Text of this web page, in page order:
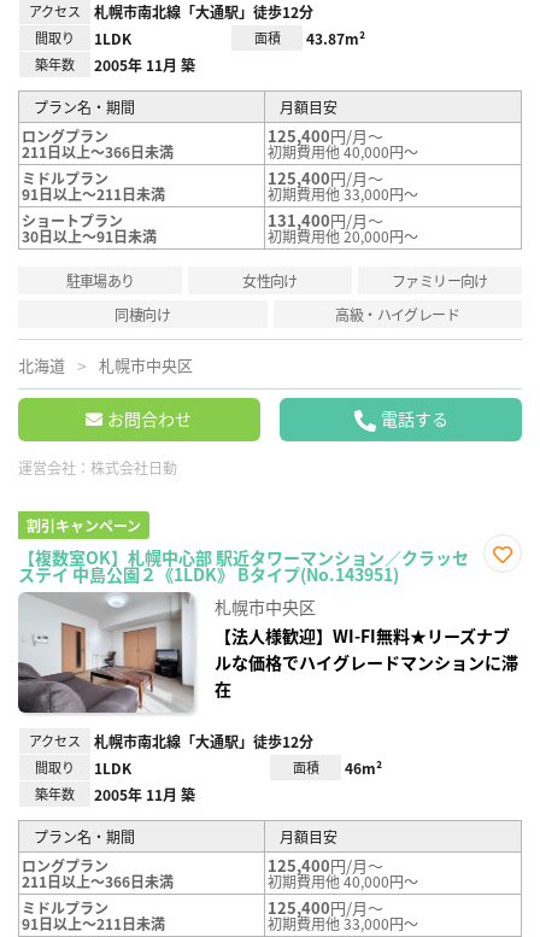
アクセス 札幌市南北線「大通駅」徒歩12分
間取り 1LDK 面積 43.87m²
築年数 2005年 11月 築
プラン名・期間
月額目安
ロングプラン
211日以上～366日未満
125,400円/月～
初期費用他 40,000円～
ミドルプラン
91日以上～211日未満
125,400円/月～
初期費用他 33,000円～
ショートプラン
30日以上～91日未満
131,400円/月～
初期費用他 20,000円～
駐車場あり 女性向け
ファミリー向け
同棲向け
高級・ハイグレード
北海道 札幌市中央区
お問合わせ 電話する
運営会社： 株式会社日動
割引キャンペーン
【複数室OK】札幌中心部 駅近タワーマンション／クラッセ
ステイ 中島公園２《1LDK》 Bタイプ(No.143951)
録
札幌市中央区
【法人様歓迎】WI-FI無料★リーズナブ
ルな価格でハイグレードマンションに滞
在
アクセス 札幌市南北線「大通駅」徒歩12分
間取り 1LDK 面積 46m²
築年数 2005年 11月 築
プラン名・期間
月額目安
ロングプラン
211日以上～366日未満
125,400円/月～
初期費用他 40,000円～
ミドルプラン
91日以上～211日未満
125,400円/月～
初期費用他 33,000円～